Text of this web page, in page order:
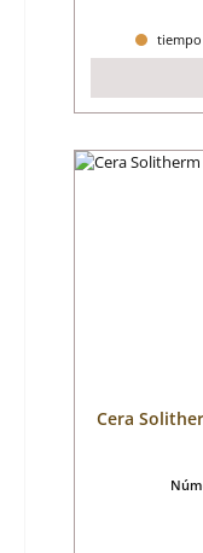
tiempo
Cera